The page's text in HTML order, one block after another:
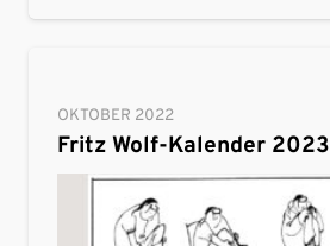
OKTOBER 2022
Fritz Wolf-Kalender 2023